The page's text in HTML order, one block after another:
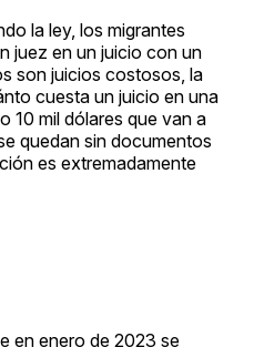
la ley, los migrantes
juez en un juicio con un
son juicios costosos, la
cuesta un juicio en una
10 mil dólares que van a
quedan sin documentos
es extremadamente
en enero de 2023 se